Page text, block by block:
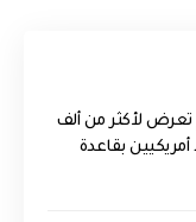
تعرض لأكثر من ألف
بقاعدة